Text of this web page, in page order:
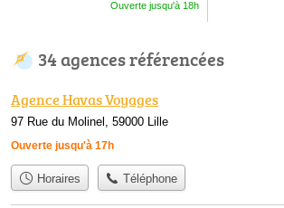
Ouverte jusqu'à 18h
34 agences référencées
Agence Havas Voyages
97 Rue du Molinel, 59000 Lille
Ouverte jusqu'à 17h
Horaires Téléphone